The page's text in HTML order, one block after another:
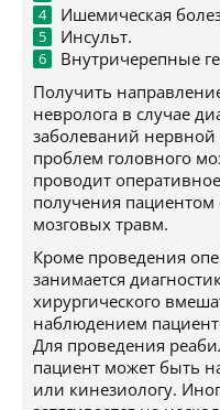
Ишемическая
Инсульт.
Внутричерепные
Получить
невролога в случае
заболеваний нервной
проблем головного
проводит
получения
мозговых травм.
Кроме проведения
занимается
хирургического
наблюдением
Для проведения
пациент может быть
или кинезиологу.